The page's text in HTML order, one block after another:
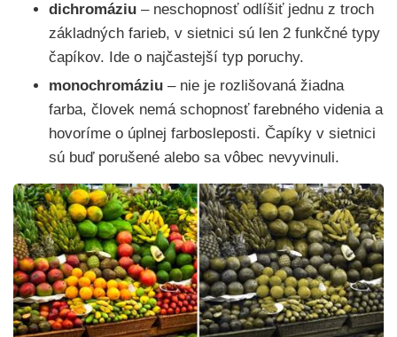
dichromáziu – neschopnosť odlíšiť jednu z troch
základných farieb, v sietnici sú len 2 funkčné typy
čapíkov. Ide o najčastejší typ poruchy.
monochromáziu – nie je rozlišovaná žiadna
farba, človek nemá schopnosť farebného videnia a
hovoríme o úplnej farbosleposti. Čapíky v sietnici
sú buď porušené alebo sa vôbec nevyvinuli.